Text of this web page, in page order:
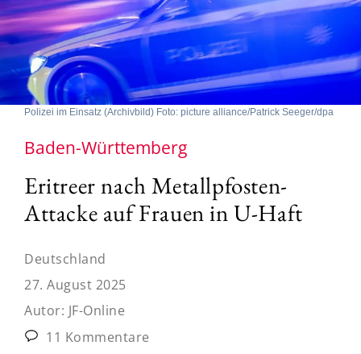
Polizei im Einsatz (Archivbild) Foto: picture alliance/Patrick Seeger/dpa
Baden-Württemberg
Eritreer nach Metallpfosten-
Attacke auf Frauen in U-Haft
Deutschland
27. August 2025
Autor: JF-Online
11 Kommentare